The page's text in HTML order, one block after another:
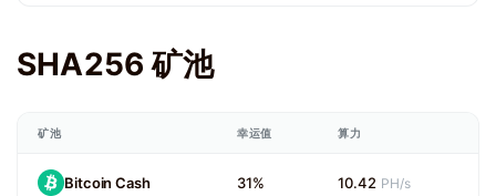
SHA256 矿池
矿池 幸运值 算力
Bitcoin Cash 31% 10.42 PH/s